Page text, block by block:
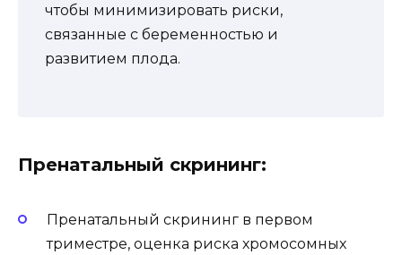
чтобы минимизировать риски,
связанные с беременностью и
развитием плода.
Пренатальный скрининг:
Пренатальный скрининг в первом
триместре, оценка риска хромосомных